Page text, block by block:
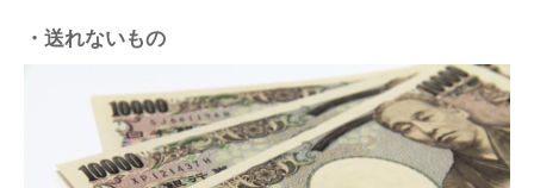
・送れないもの